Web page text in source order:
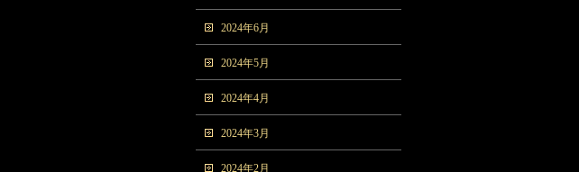
2024年6月
2024年5月
2024年4月
2024年3月
2024年2月